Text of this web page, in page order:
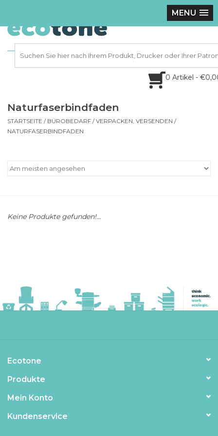
MENU
0 Artikel -
Naturfaserbindfaden
STARTSEITE / BÜROBEDARF /VERPACKEN, VERSENDEN /
NATURFASERBINDFADEN
Keine Produkte gefunden!...
Ecotone
Produkte
Mein Konto
Kundenservice